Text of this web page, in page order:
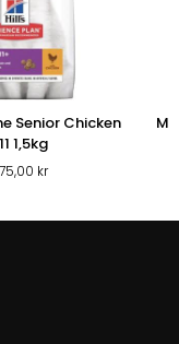
Senior Chicken
1,5kg
kr